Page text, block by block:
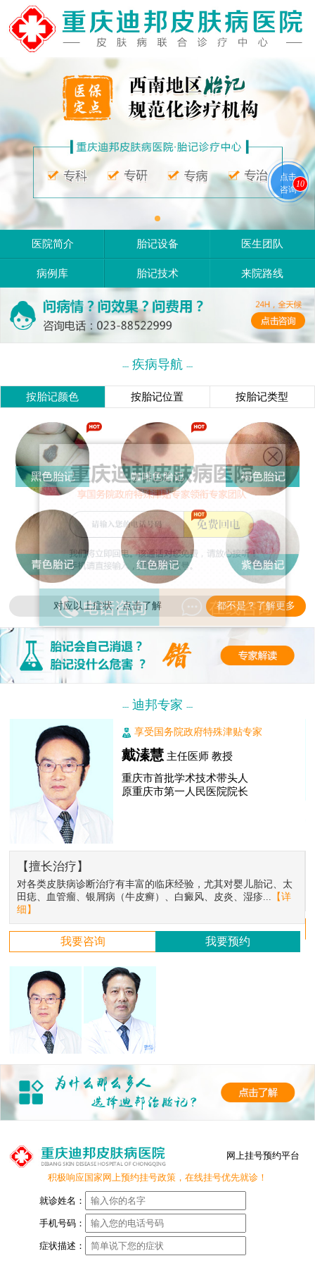
医院简介 胎记设备 医生团队
病例库 胎记技术 来院路线
--- 疾病导航 ---
按胎记颜色 按胎记位置 按胎记类型
对应以上症状，点击了解 都不是？了解更多
--- 迪邦专家 ---
享受国务院政府特殊津贴专家
戴溱慧 主任医师 教授
重庆市首批学术技术带头人
原重庆市第一人民医院院长
【擅长治疗】
对各类皮肤病诊断治疗有丰富的临床经验，尤其对婴儿胎记、太
田痣、血管瘤、银屑病（牛皮癣）、白癜风、皮炎、湿疹... 【详
细】
我要咨询 我要预约
网上挂号预约平台
积极响应国家网上预约挂号政策，在线挂号优先就诊！
就诊姓名：
手机号码：
症状描述：
10
点击
咨询